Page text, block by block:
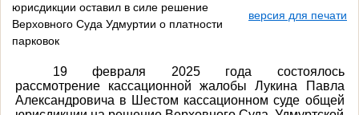
юрисдикции оставил в силе решение
Верховного Суда Удмуртии о платности
парковок
версия для печати
19 февраля 2025 года состоялось
рассмотрение кассационной жалобы Лукина Павла
Александровича в Шестом кассационном суде общей